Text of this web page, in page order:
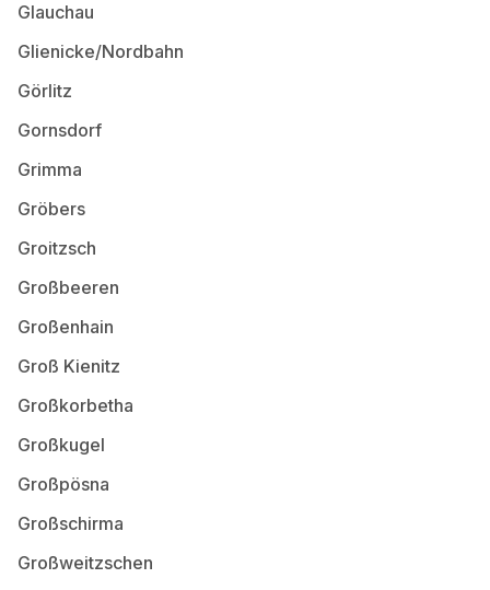
Glauchau
Glienicke/Nordbahn
Görlitz
Gornsdorf
Grimma
Gröbers
Groitzsch
Großbeeren
Großenhain
Groß Kienitz
Großkorbetha
Großkugel
Großpösna
Großschirma
Großweitzschen